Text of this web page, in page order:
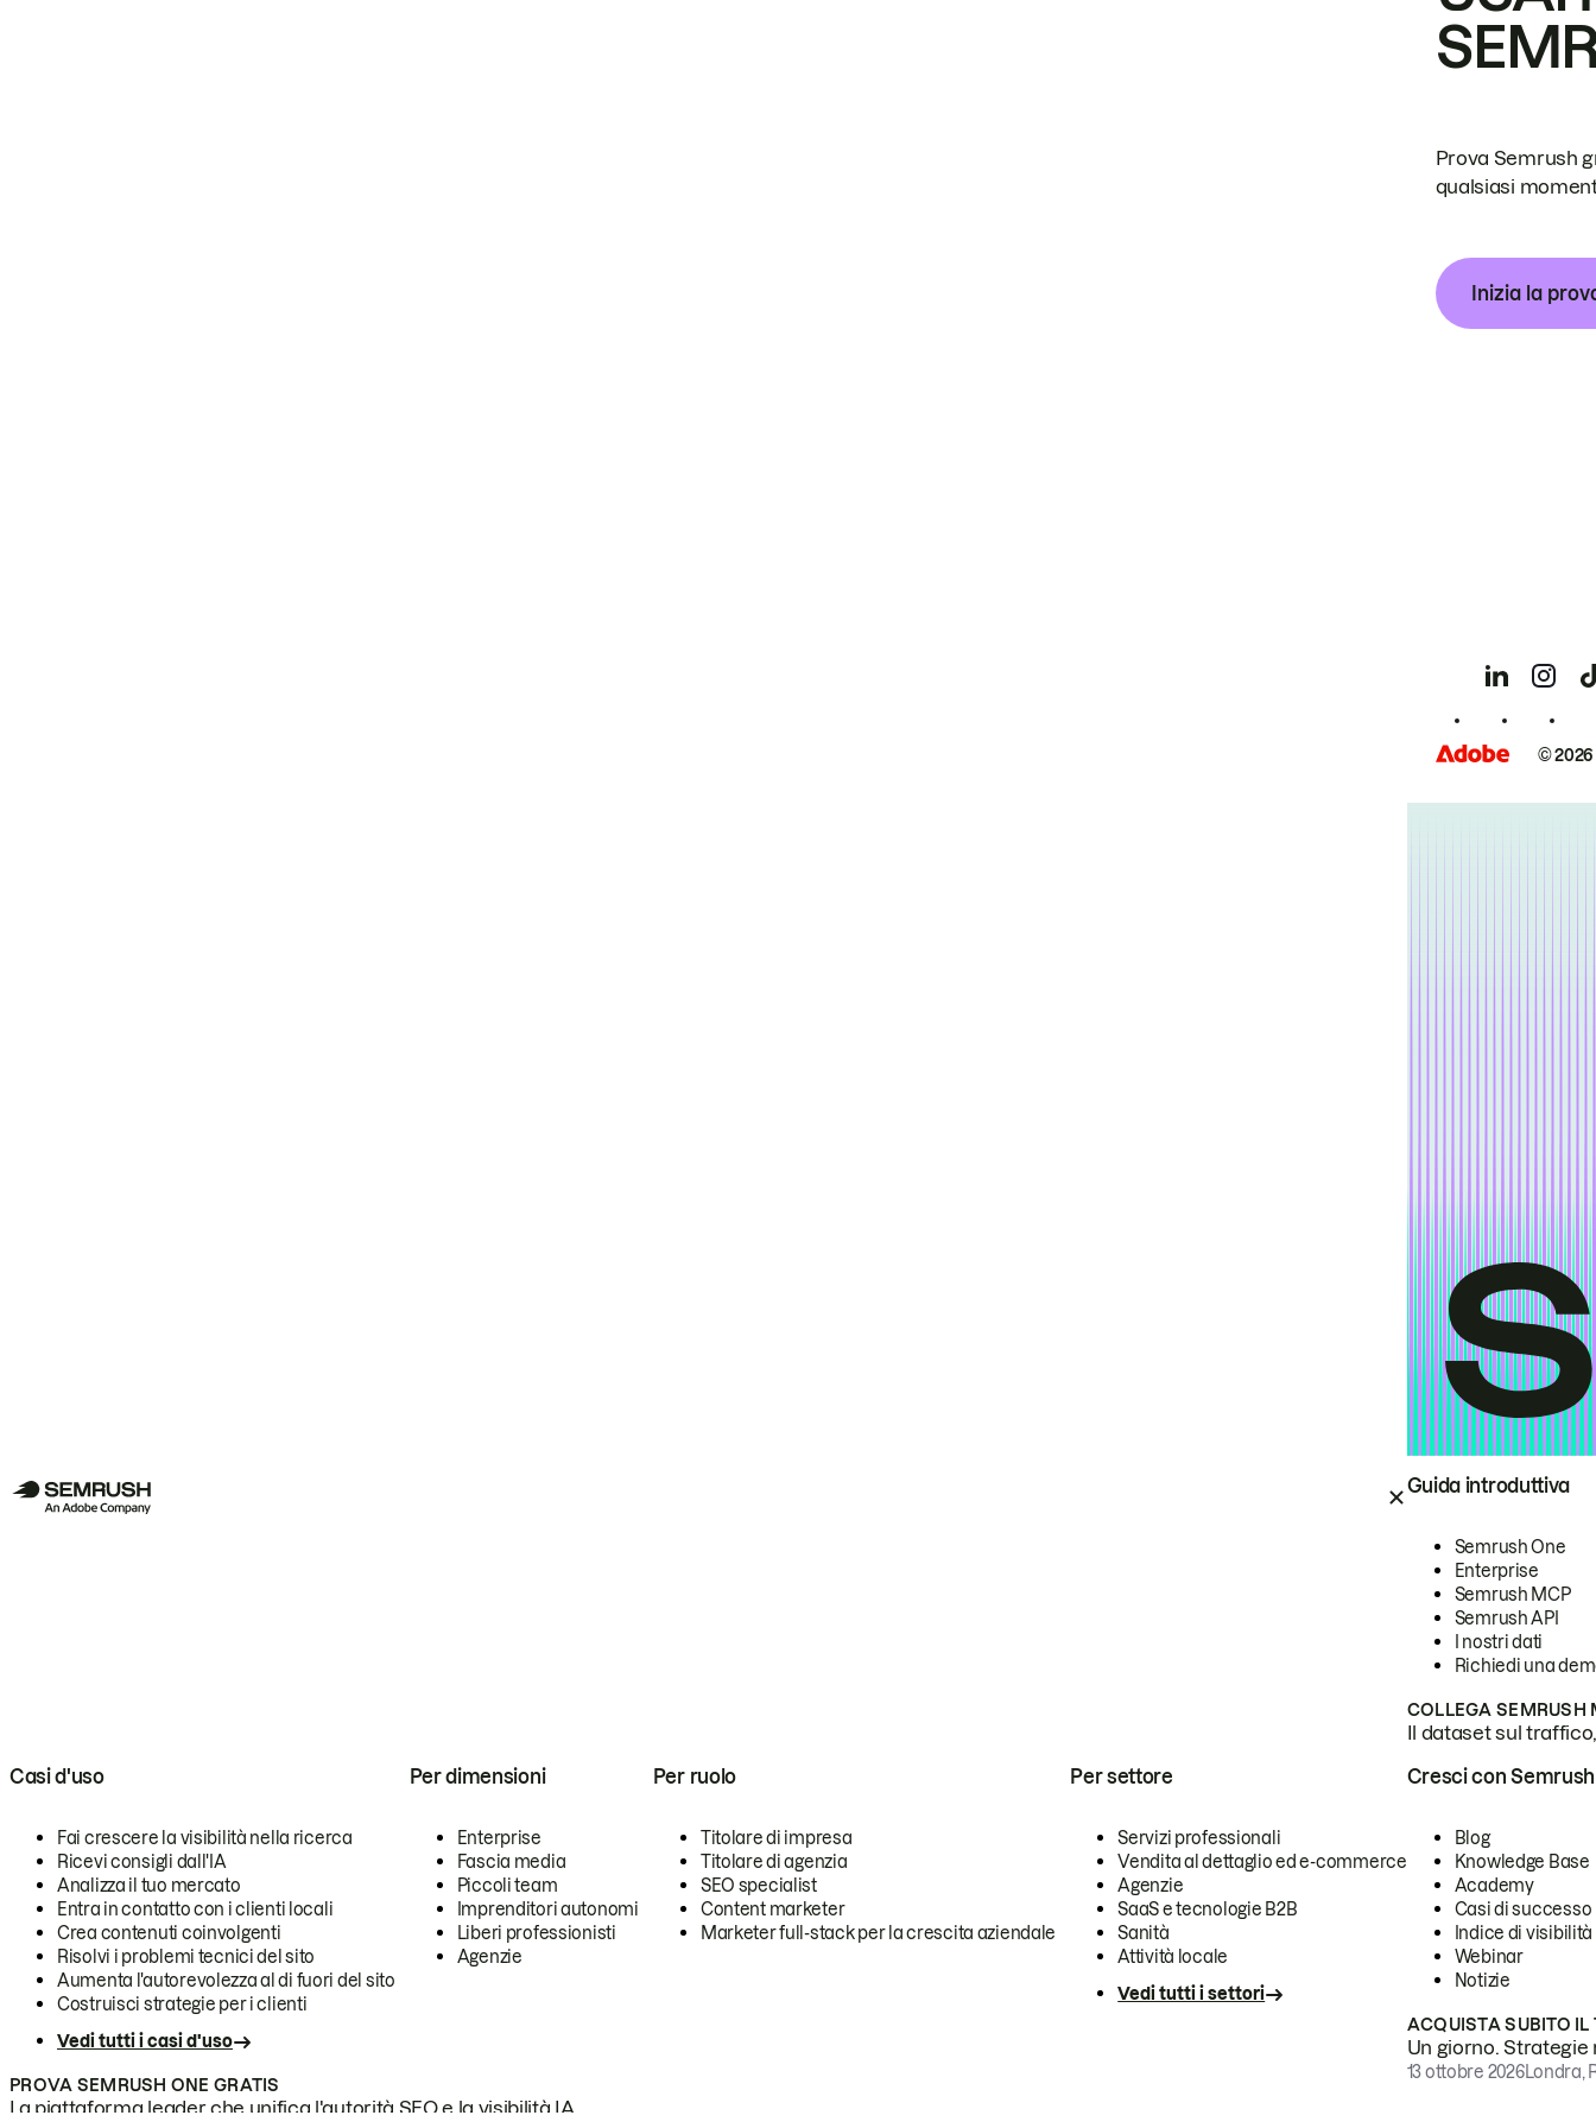
Guida introduttiva
Semrush One
Enterprise
Semrush MCP
Semrush API
I nostri dati
Richiedi una
COLLEGA SEMRUSH
Il dataset sul
Casi d'uso
Fai crescere la visibilità nella ricerca
Ricevi consigli dall'IA
Analizza il tuo mercato
Entra in contatto con i clienti locali
Crea contenuti coinvolgenti
Risolvi i problemi tecnici del sito
Aumenta l'autorevolezza al di fuori del sito
Costruisci strategie per i clienti
Vedi tutti i casi d'uso
Per dimensioni
Enterprise
Fascia media
Piccoli team
Imprenditori autonomi
Liberi professionisti
Agenzie
Per ruolo
Titolare di impresa
Titolare di agenzia
SEO specialist
Content marketer
Marketer full-stack per la crescita aziendale
Per settore
Servizi professionali
Vendita al dettaglio ed e-commerce
Agenzie
SaaS e tecnologie B2B
Sanità
Attività locale
Vedi tutti i settori
PROVA SEMRUSH ONE GRATIS
La piattaforma leader che unifica l'autorità SEO e la visibilità IA.
Cresci con Semrush
Blog
Knowledge Base
Academy
Casi di successo
Indice di visibilità
Webinar
Notizie
ACQUISTA SUBITO IL
Un giorno.
13 ottobre 2026Londra,
Prova Semrush
qualsiasi
Inizia la
©